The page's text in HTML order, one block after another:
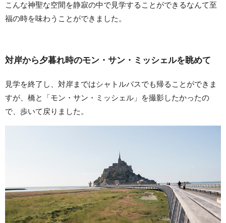
こんな神聖な空間を静寂の中で見学することができるなんて至
福の時を味わうことができました。
対岸から夕暮れ時のモン・サン・ミッシェルを眺めて
見学を終了し、対岸まではシャトルバスでも帰ることができま
すが、橋と「モン・サン・ミッシェル」を撮影したかったの
で、歩いて戻りました。